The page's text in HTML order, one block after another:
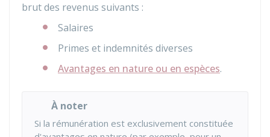
brut des revenus suivants :
Salaires
Primes et indemnités diverses
Avantages en nature ou en espèces.
À noter
Si la rémunération est exclusivement constituée